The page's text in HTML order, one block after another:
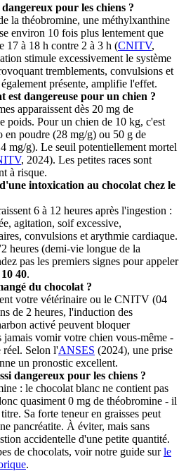
pour les chiens ?
la théobromine, une méthylxanthine
environ 10 fois plus lentement que
17 à 18 h contre 2 à 3 h (CNITV,
stimule excessivement le système
tremblements, convulsions et
présente, amplifie l'effet.
est dangereuse pour un chien ?
apparaissent dès 20 mg de
poids. Pour un chien de 10 kg, c'est
en poudre (28 mg/g) ou 50 g de
mg/g). Le seuil potentiellement mortel
, 2024). Les petites races sont
à risque.
intoxication au chocolat chez le
6 à 12 heures après l'ingestion :
agitation, soif excessive,
convulsions et arythmie cardiaque.
heures (demi-vie longue de la
pas les premiers signes pour appeler
40.
du chocolat ?
votre vétérinaire ou le CNITV (04
de 2 heures, l'induction des
activé peuvent bloquer
vomir votre chien vous-même -
réel. Selon l'ANSES (2024), une prise
un pronostic excellent.
dangereux pour les chiens ?
: le chocolat blanc ne contient pas
quasiment 0 mg de théobromine - il
Sa forte teneur en graisses peut
pancréatite. À éviter, mais sans
accidentelle d'une petite quantité.
de chocolats, voir notre guide surle
.